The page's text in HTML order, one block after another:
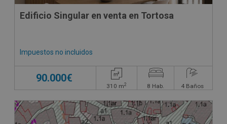
Edificio Singular en venta en Tortosa
Impuestos no incluidos
90.000€
310 m2 8 Hab. 4 Baños